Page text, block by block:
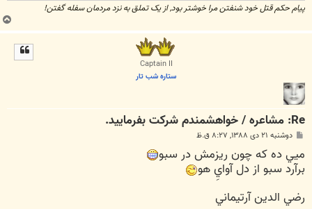
پیام حکم قتل خود شنفتن مرا خوشتر بود, از یک تملق به نزد مردمان سفله گفتن!
ب
ا
Captain II
ستاره شب تار
Re: مشاعره / خواهشمندم شرکت بفرماييد.
پ
ت
دوشنبه ۲۱ دی ۱۳۸۸, ۸:۲۷ ق.ظ
ميي ده که چون ريزمش در سبو
برآرد سبو از دل آوايِ هو
رضي الدين آرتيماني